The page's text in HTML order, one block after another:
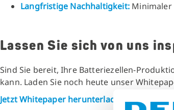
Langfristige Nachhaltigkeit: Minimaler
Lassen Sie sich von uns
Sind Sie bereit, Ihre Batteriezellen-
kann. Laden Sie noch heute unser
Jetzt Whitepaper herunterladen und mehr